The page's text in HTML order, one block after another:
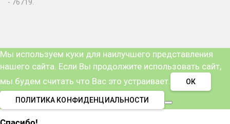
- 76719.
Мы используем куки для наилучшего представления
нашего сайта. Если Вы продолжите использовать сайт,
мы будем считать что Вас это устраивает.
ОК
ПОЛИТИКА КОНФИДЕНЦИАЛЬНОСТИ